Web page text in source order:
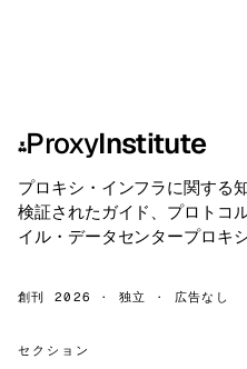
⁂ProxyInstitute
プロキシ・インフラに関する
検証されたガイド、プロトコ
イル・データセンタープロキ
創刊 2026 · 独立 · 広告なし
セクション